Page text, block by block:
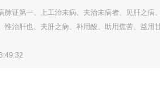
脉证第一、上工治未病、夫治未病者、见肝之
惟治肝也、夫肝之病、补用酸、助用焦苦、益用